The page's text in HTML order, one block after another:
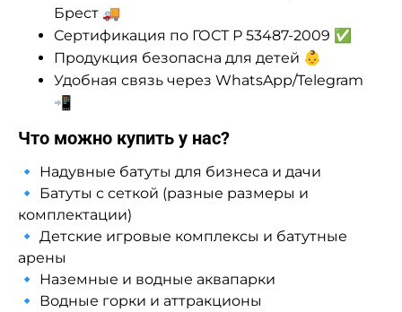
Брест 🚚
Сертификация по ГОСТ Р 53487-2009 ✅
Продукция безопасна для детей 👶
Удобная связь через WhatsApp/Telegram
📲
Что можно купить у нас?
🔹 Надувные батуты для бизнеса и дачи
🔹 Батуты с сеткой (разные размеры и
комплектации)
🔹 Детские игровые комплексы и батутные
арены
🔹 Наземные и водные аквапарки
🔹 Водные горки и аттракционы